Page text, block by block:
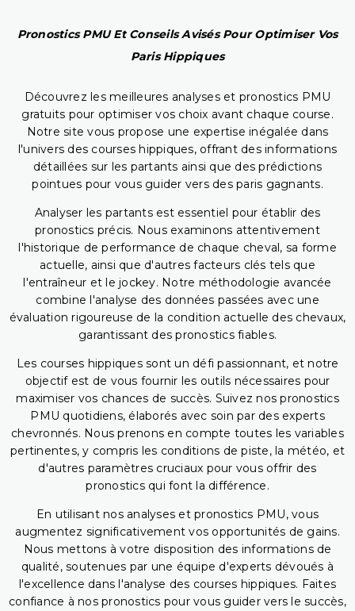
Pronostics PMU Et Conseils Avisés Pour Optimiser Vos
Paris Hippiques
Découvrez les meilleures analyses et pronostics PMU
gratuits pour optimiser vos choix avant chaque course.
Notre site vous propose une expertise inégalée dans
l'univers des courses hippiques, offrant des informations
détaillées sur les partants ainsi que des prédictions
pointues pour vous guider vers des paris gagnants.
Analyser les partants est essentiel pour établir des
pronostics précis. Nous examinons attentivement
l'historique de performance de chaque cheval, sa forme
actuelle, ainsi que d'autres facteurs clés tels que
l'entraîneur et le jockey. Notre méthodologie avancée
combine l'analyse des données passées avec une
évaluation rigoureuse de la condition actuelle des chevaux,
garantissant des pronostics fiables.
Les courses hippiques sont un défi passionnant, et notre
objectif est de vous fournir les outils nécessaires pour
maximiser vos chances de succès. Suivez nos pronostics
PMU quotidiens, élaborés avec soin par des experts
chevronnés. Nous prenons en compte toutes les variables
pertinentes, y compris les conditions de piste, la météo, et
d'autres paramètres cruciaux pour vous offrir des
pronostics qui font la différence.
En utilisant nos analyses et pronostics PMU, vous
augmentez significativement vos opportunités de gains.
Nous mettons à votre disposition des informations de
qualité, soutenues par une équipe d'experts dévoués à
l'excellence dans l'analyse des courses hippiques. Faites
confiance à nos pronostics pour vous guider vers le succès,